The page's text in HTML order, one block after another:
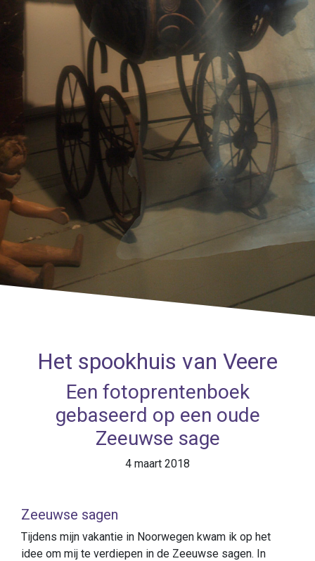
Het spookhuis van Veere
Een fotoprentenboek
gebaseerd op een oude
Zeeuwse sage
4 maart 2018
Zeeuwse sagen
Tijdens mijn vakantie in Noorwegen kwam ik op het
idee om mij te verdiepen in de Zeeuwse sagen. In